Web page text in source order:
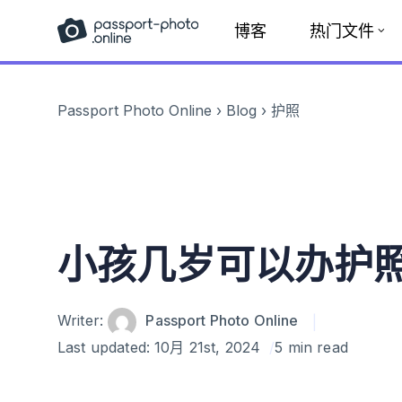
博客 热门文件
Passport Photo Online › Blog › 护照
小孩几岁可以办护
Author
Writer:
Passport Photo Online
Last updated:10月 21st, 2024 5 min read